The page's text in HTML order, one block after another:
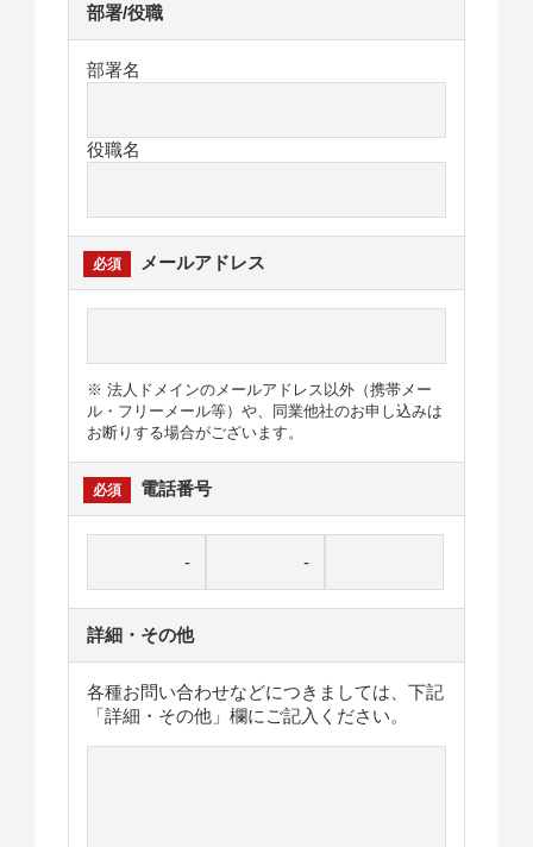
部署/役職
部署名
役職名
メールアドレス
※ 法人ドメインのメールアドレス以外（携帯メー
ル・フリーメール等）や、同業他社のお申し込みは
お断りする場合がございます。
電話番号
詳細・その他
各種お問い合わせなどにつきましては、下記
「詳細・その他」欄にご記入ください。